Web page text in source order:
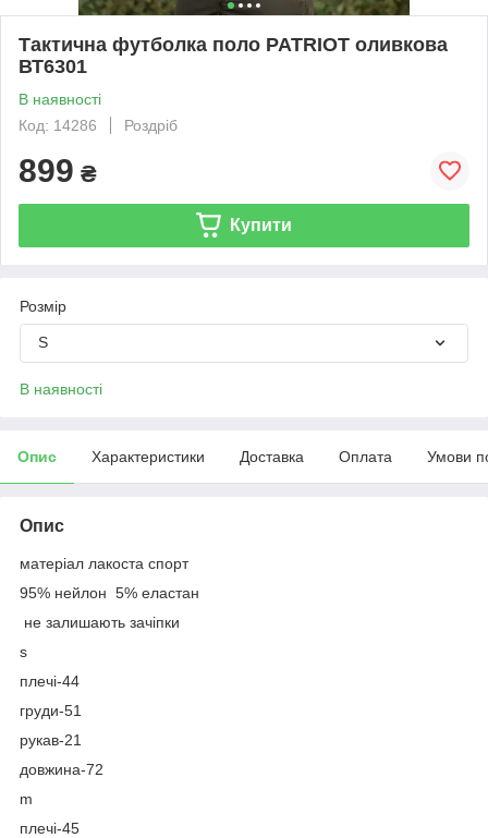
Тактична футболка поло PATRIOT оливкова
ВТ6301
В наявності
Код: 14286
Роздріб
899 ₴
Купити
Розмір
S
В наявності
Опис Характеристики Доставка Оплата Умови
Опис
матеріал лакоста спорт
95% нейлон 5% еластан
не залишають зачіпки
s
плечі-44
груди-51
рукав-21
довжина-72
m
плечі-45